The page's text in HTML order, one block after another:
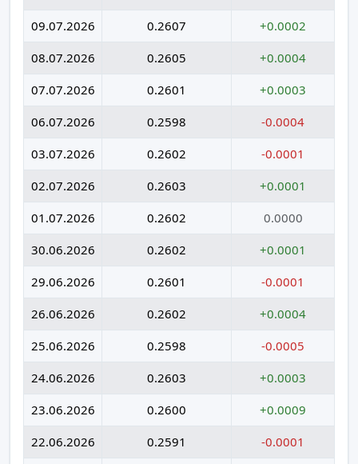
09.07.2026
0.2607
+0.0002
08.07.2026
0.2605
+0.0004
07.07.2026
0.2601
+0.0003
06.07.2026
0.2598
-0.0004
03.07.2026
0.2602
-0.0001
02.07.2026
0.2603
+0.0001
01.07.2026
0.2602
0.0000
30.06.2026
0.2602
+0.0001
29.06.2026
0.2601
-0.0001
26.06.2026
0.2602
+0.0004
25.06.2026
0.2598
-0.0005
24.06.2026
0.2603
+0.0003
23.06.2026
0.2600
+0.0009
22.06.2026
0.2591
-0.0001